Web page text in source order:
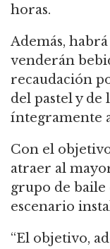
horas.
Además,
venderán
recaudación
del pastel y de
íntegramente
Con el
atraer al
grupo de baile
escenario
“El objetivo,